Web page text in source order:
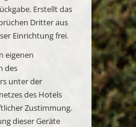
Erstellt das
Dritter aus
Einrichtung frei.
eigenen
des
unter der
des Hotels
Zustimmung.
dieser Geräte